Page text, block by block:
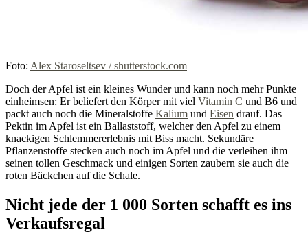
Foto: Alex Staroseltsev / shutterstock.com
Doch der Apfel ist ein kleines Wunder und kann noch mehr Punkte
einheimsen: Er beliefert den Körper mit viel Vitamin C und B6 und
packt auch noch die Mineralstoffe Kalium und Eisen drauf. Das
Pektin im Apfel ist ein Ballaststoff, welcher den Apfel zu einem
knackigen Schlemmererlebnis mit Biss macht. Sekundäre
Pflanzenstoffe stecken auch noch im Apfel und die verleihen ihm
seinen tollen Geschmack und einigen Sorten zaubern sie auch die
roten Bäckchen auf die Schale.
Nicht jede der 1 000 Sorten schafft es ins
Verkaufsregal